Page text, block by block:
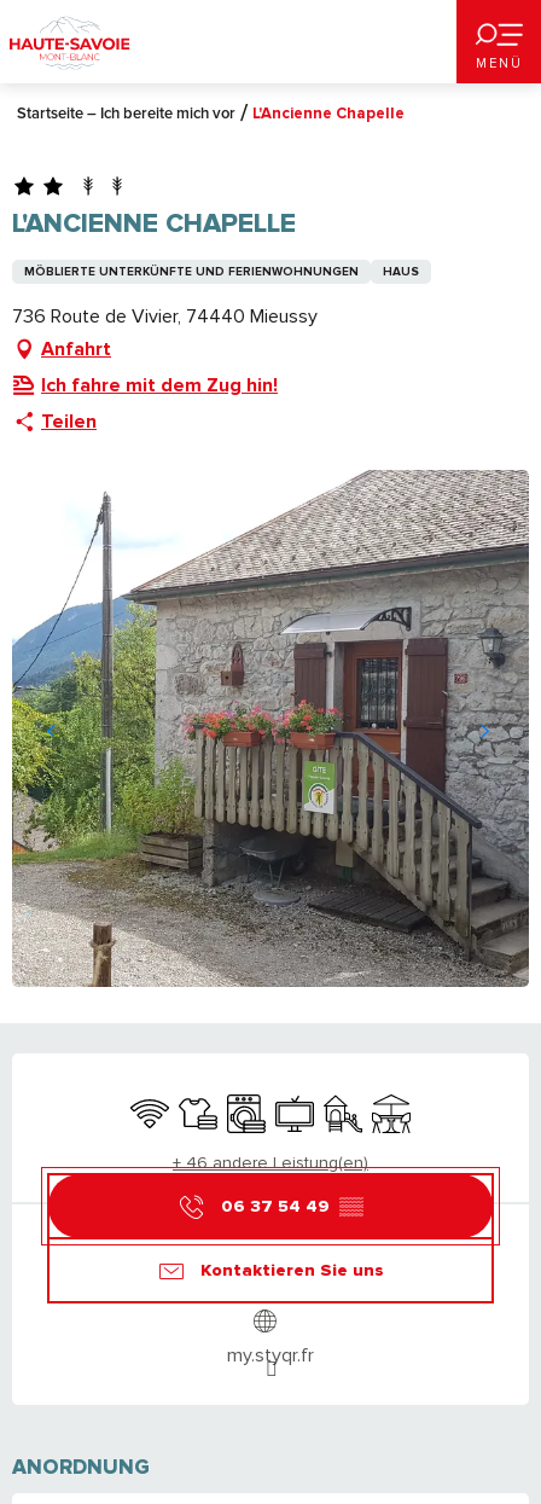
au
contenu
principal
MENÜ
Startseite – Ich bereite mich vor L'Ancienne Chapelle
L'ANCIENNE CHAPELLE
MÖBLIERTE UNTERKÜNFTE UND FERIENWOHNUNGEN HAUS
736 Route de Vivier, 74440 Mieussy
Anfahrt
Ich fahre mit dem Zug hin!
Teilen
Wi-Fi Bettwäsche und Laken
Waschmaschine
FernsehenSpiele für Kinder /
Terrasse
+ 46 andere Leistung(en)
06 37 54 49 ▒▒
Kontaktieren Sie uns
my.styqr.fr
ANORDNUNG